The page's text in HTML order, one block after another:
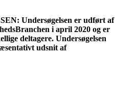
Undersøgelsen er udført af
i april 2020 og er
deltagere. Undersøgelsen
udsnit af